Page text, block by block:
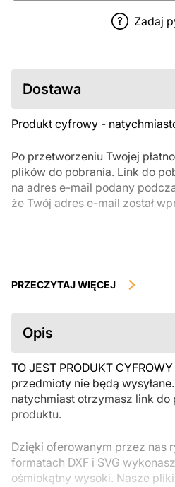
Zadaj
Dostawa
Produkt cyfrowy -
Po przetworzeniu Twojej
plików do pobrania. Link do
na adres e-mail podany
że Twój adres e-mail został
podlegają zwrotowi ani wymianie po
przed zakupem. Jeśli masz
skontaktuj się bezpośrednio ze
PRZECZYTAJ WIĘCEJ
Opis
TO JEST PRODUKT
przedmioty nie będą
natychmiast otrzymasz link
produktu.
Dzięki oferowanym przez nas
formatach DXF i SVG
ośmiokątny wysoki. Nasze